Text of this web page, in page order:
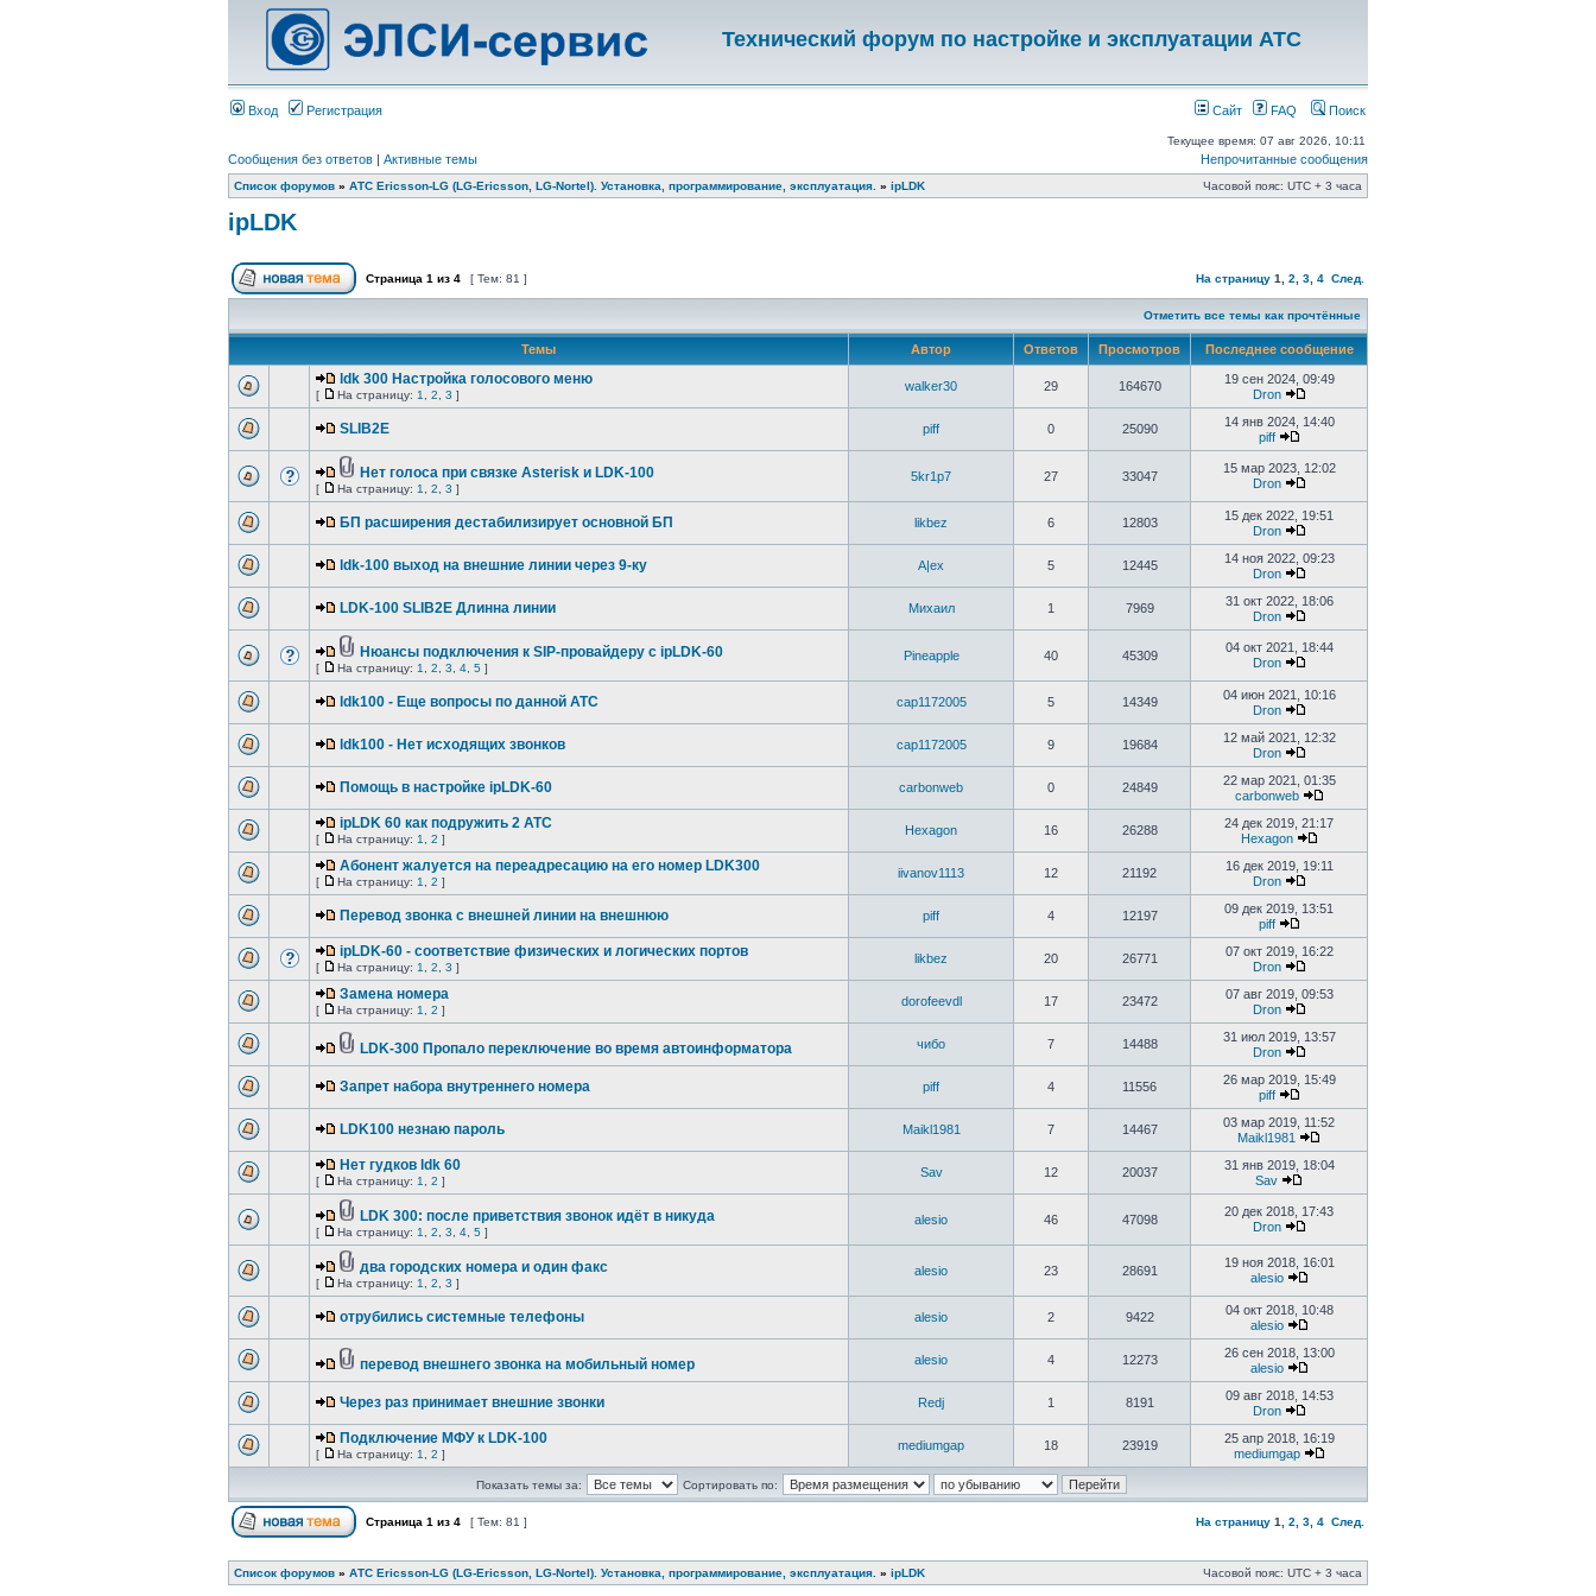
Технический форум по настройке и эксплуатации АТС
Вход Регистрация Сайт FAQ Поиск
Текущее время: 07 авг 2026, 10:11
Сообщения без ответов | Активные темы Непрочитанные сообщения
Список форумов » АТС Ericsson-LG (LG-Ericsson, LG-Nortel). Установка, программирование, эксплуатация. » ipLDK Часовой пояс: UTC + 3 часа
ipLDK
Страница 1 из 4 [ Тем: 81 ] На страницу 1 2 3 4 След.
Отметить все темы как прочтённые
Темы Автор Ответов Просмотров Последнее сообщение
ldk 300 Настройка голосового меню
[ На страницу: 1 2 3 ]
walker30 29 164670
19 сен 2024, 09:49
Dron
SLIB2E piff 0 25090
14 янв 2024, 14:40
piff
Нет голоса при связке Asterisk и LDK-100
[ На страницу: 1 2 3 ]
5kr1p7 27 33047
15 мар 2023, 12:02
Dron
БП расширения дестабилизирует основной БП likbez 6 12803
15 дек 2022, 19:51
Dron
ldk-100 выход на внешние линии через 9-ку A|ex 5 12445
14 ноя 2022, 09:23
Dron
LDK-100 SLIB2E Длинна линии Михаил 1 7969
31 окт 2022, 18:06
Dron
Нюансы подключения к SIP-провайдеру с ipLDK-60
[ На страницу: 1 2 3 4 5 ]
Pineapple 40 45309
04 окт 2021, 18:44
Dron
ldk100 - Еще вопросы по данной АТС cap1172005 5 14349
04 июн 2021, 10:16
Dron
ldk100 - Нет исходящих звонков cap1172005 9 19684
12 май 2021, 12:32
Dron
Помощь в настройке ipLDK-60 carbonweb 0 24849
22 мар 2021, 01:35
carbonweb
ipLDK 60 как подружить 2 АТС
[ На страницу: 1 2 ]
Hexagon 16 26288
24 дек 2019, 21:17
Hexagon
Абонент жалуется на переадресацию на его номер LDK300
[ На страницу: 1 2 ]
iivanov1113 12 21192
16 дек 2019, 19:11
Dron
Перевод звонка с внешней линии на внешнюю piff 4 12197
09 дек 2019, 13:51
piff
ipLDK-60 - соответствие физических и логических портов
[ На страницу: 1 2 3 ]
likbez 20 26771
07 окт 2019, 16:22
Dron
Замена номера
[ На страницу: 1 2 ]
dorofeevdl 17 23472
07 авг 2019, 09:53
Dron
LDK-300 Пропало переключение во время автоинформатора чибо 7 14488
31 июл 2019, 13:57
Dron
Запрет набора внутреннего номера piff 4 11556
26 мар 2019, 15:49
piff
LDK100 незнаю пароль Maikl1981 7 14467
03 мар 2019, 11:52
Maikl1981
Нет гудков ldk 60
[ На страницу: 1 2 ]
Sav 12 20037
31 янв 2019, 18:04
Sav
LDK 300: после приветствия звонок идёт в никуда
[ На страницу: 1 2 3 4 5 ]
alesio 46 47098
20 дек 2018, 17:43
Dron
два городских номера и один факс
[ На страницу: 1 2 3 ]
alesio 23 28691
19 ноя 2018, 16:01
alesio
отрубились системные телефоны alesio 2 9422
04 окт 2018, 10:48
alesio
перевод внешнего звонка на мобильный номер alesio 4 12273
26 сен 2018, 13:00
alesio
Через раз принимает внешние звонки Redj 1 8191
09 авг 2018, 14:53
Dron
Подключение МФУ к LDK-100
[ На страницу: 1 2 ]
mediumgap 18 23919
25 апр 2018, 16:19
mediumgap
Показать темы за: Сортировать по:
Страница 1 из 4 [ Тем: 81 ] На страницу 1 2 3 4 След.
Список форумов » АТС Ericsson-LG (LG-Ericsson, LG-Nortel). Установка, программирование, эксплуатация. » ipLDK Часовой пояс: UTC + 3 часа